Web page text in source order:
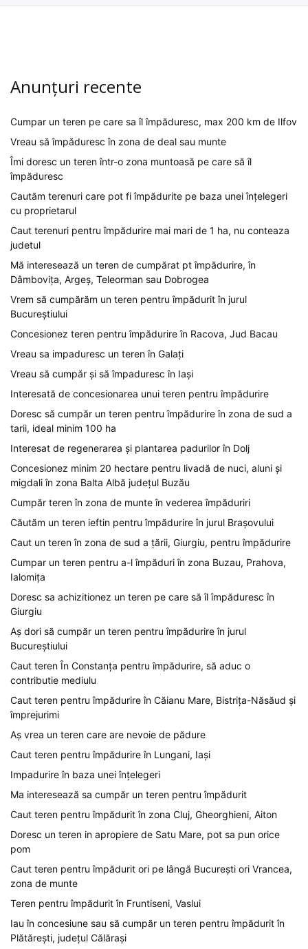
Anunțuri recente
Cumpar un teren pe care sa îl împăduresc, max 200 km de Ilfov
Vreau să împăduresc în zona de deal sau munte
Îmi doresc un teren într-o zona muntoasă pe care să îl
împăduresc
Cautăm terenuri care pot fi împădurite pe baza unei înțelegeri
cu proprietarul
Caut terenuri pentru împădurire mai mari de 1 ha, nu conteaza
judetul
Mă interesează un teren de cumpărat pt împădurire, în
Dâmbovița, Argeș, Teleorman sau Dobrogea
Vrem să cumpărăm un teren pentru împădurit în jurul
Bucureștiului
Concesionez teren pentru împădurire în Racova, Jud Bacau
Vreau sa impaduresc un teren în Galați
Vreau să cumpăr și să împaduresc în Iași
Interesată de concesionarea unui teren pentru împădurire
Doresc să cumpăr un teren pentru împădurire în zona de sud a
tarii, ideal minim 100 ha
Interesat de regenerarea și plantarea padurilor în Dolj
Concesionez minim 20 hectare pentru livadă de nuci, aluni și
migdali în zona Balta Albă județul Buzău
Cumpăr teren în zona de munte în vederea împăduriri
Căutăm un teren ieftin pentru împădurire în jurul Brașovului
Caut un teren în zona de sud a țării, Giurgiu, pentru împădurire
Cumpar un teren pentru a-l împăduri în zona Buzau, Prahova,
Ialomița
Doresc sa achizitionez un teren pe care să îl împăduresc în
Giurgiu
Aș dori să cumpăr un teren pentru împădurire în jurul
Bucureștiului
Caut teren În Constanța pentru împădurire, să aduc o
contributie mediulu
Caut teren pentru împădurire în Căianu Mare, Bistrița-Năsăud și
împrejurimi
Aș vrea un teren care are nevoie de pădure
Caut teren pentru împădurire în Lungani, Iași
Impadurire în baza unei înțelegeri
Ma interesează sa cumpăr un teren pentru împădurit
Caut teren pentru împădurit în zona Cluj, Gheorghieni, Aiton
Doresc un teren in apropiere de Satu Mare, pot sa pun orice
pom
Caut teren pentru împădurit ori pe lângă București ori Vrancea,
zona de munte
Teren pentru împădurit în Fruntiseni, Vaslui
Iau în concesiune sau să cumpăr un teren pentru împădurit în
Plătărești, județul Călărași